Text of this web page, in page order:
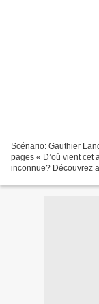
Scénario: Gauthier
pages « D’où vient cet
inconnue? Découvrez